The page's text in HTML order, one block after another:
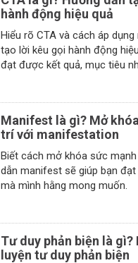
hành động hiệu quả
Hiểu rõ CTA và cách áp
tạo lời kêu gọi hành động
Manifest là gì? Mở
trí với manifestation
Biết cách mở khóa sức
dẫn manifest sẽ giúp bạn
mà mình hằng mong muốn.
Tư duy phản biện là gì?
luyện tư duy phản biện